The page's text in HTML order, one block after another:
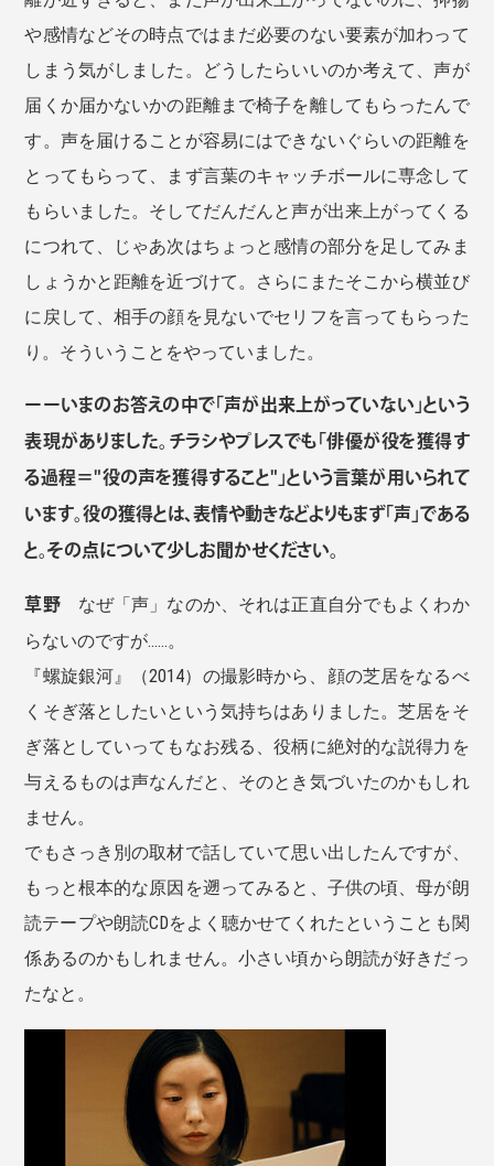
や感情などその時点ではまだ必要のない要素が加わって
しまう気がしました。どうしたらいいのか考えて、声が
届くか届かないかの距離まで椅子を離してもらったんで
す。声を届けることが容易にはできないぐらいの距離を
とってもらって、まず言葉のキャッチボールに専念して
もらいました。そしてだんだんと声が出来上がってくる
につれて、じゃあ次はちょっと感情の部分を足してみま
しょうかと距離を近づけて。さらにまたそこから横並び
に戻して、相手の顔を見ないでセリフを言ってもらった
り。そういうことをやっていました。
ーーいまのお答えの中で「声が出来上がっていない」という
表現がありました。チラシやプレスでも「俳優が役を獲得す
る過程＝"役の声を獲得すること"」という言葉が用いられて
います。役の獲得とは、表情や動きなどよりもまず「声」である
と。その点について少しお聞かせください。
草野なぜ「声」なのか、それは正直自分でもよくわか
らないのですが......。
『螺旋銀河』（2014）の撮影時から、顔の芝居をなるべ
くそぎ落としたいという気持ちはありました。芝居をそ
ぎ落としていってもなお残る、役柄に絶対的な説得力を
与えるものは声なんだと、そのとき気づいたのかもしれ
ません。
でもさっき別の取材で話していて思い出したんですが、
もっと根本的な原因を遡ってみると、子供の頃、母が朗
読テープや朗読CDをよく聴かせてくれたということも関
係あるのかもしれません。小さい頃から朗読が好きだっ
たなと。